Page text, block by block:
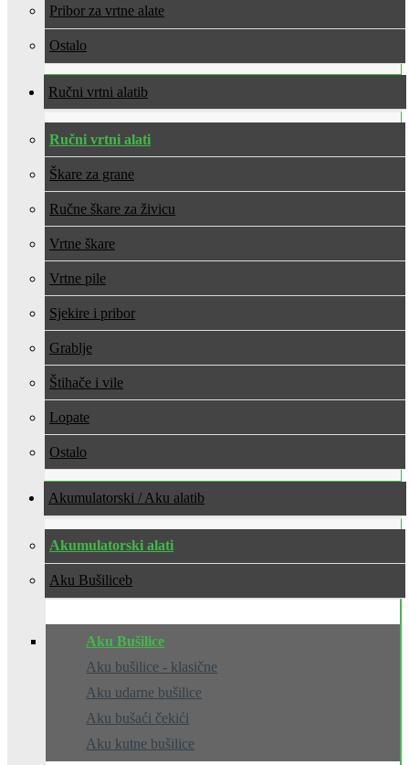
Pribor za vrtne alate
Ostalo
Ručni vrtni alati
Ručni vrtni alati
Škare za grane
Ručne škare za živicu
Vrtne škare
Vrtne pile
Sjekire i pribor
Grablje
Štihače i vile
Lopate
Ostalo
Akumulatorski / Aku alati
Akumulatorski alati
Aku Bušilice
Aku Bušilice
Aku bušilice - klasične
Aku udarne bušilice
Aku bušaći čekići
Aku kutne bušilice